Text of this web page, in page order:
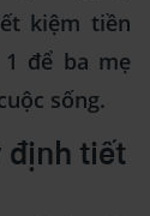
kiệm tiền
để ba mẹ
sống.
định tiết